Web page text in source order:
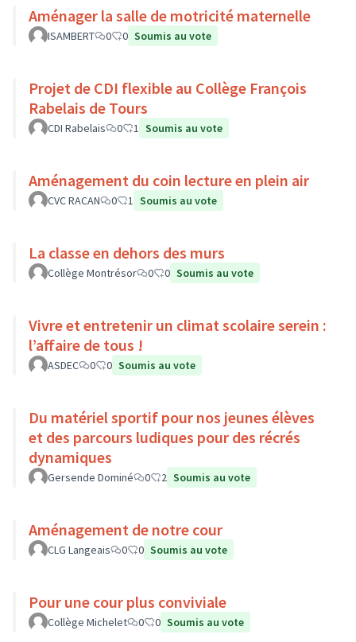
Aménager la salle de motricité maternelle
ISAMBERT 0 0 Soumis au vote
Projet de CDI flexible au Collège François
Rabelais de Tours
CDI Rabelais 0 1 Soumis au vote
Aménagement du coin lecture en plein air
CVC RACAN 0 1 Soumis au vote
La classe en dehors des murs
Collège Montrésor 0 0 Soumis au vote
Vivre et entretenir un climat scolaire serein :
l’affaire de tous !
ASDEC 0 0 Soumis au vote
Du matériel sportif pour nos jeunes élèves
et des parcours ludiques pour des récrés
dynamiques
Gersende Dominé 0 2 Soumis au vote
Aménagement de notre cour
CLG Langeais 0 0 Soumis au vote
Pour une cour plus conviviale
Collège Michelet 0 0 Soumis au vote